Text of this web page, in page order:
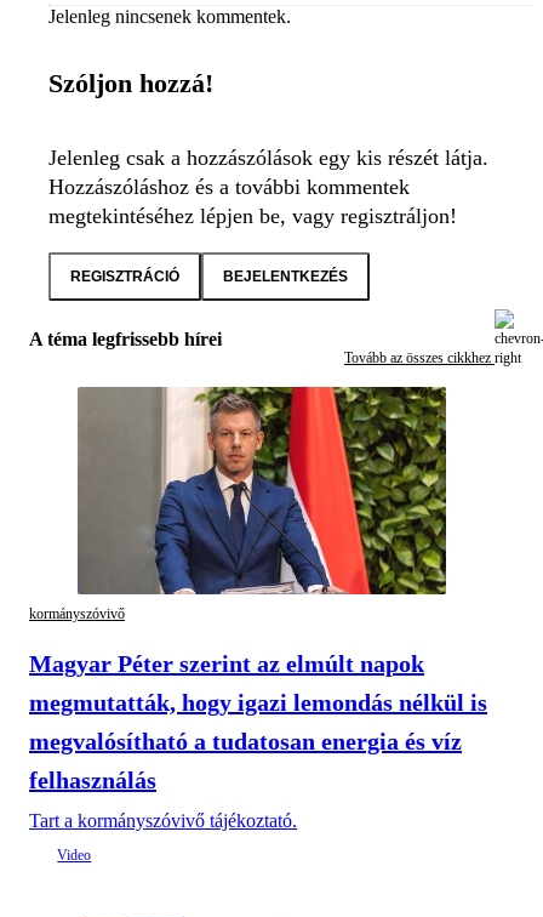
Jelenleg nincsenek kommentek.
Szóljon hozzá!
Jelenleg csak a hozzászólások egy kis részét látja.
Hozzászóláshoz és a további kommentek
megtekintéséhez lépjen be, vagy regisztráljon!
REGISZTRÁCIÓ BEJELENTKEZÉS
A téma legfrissebb hírei
Tovább az összes cikkhez
kormányszóvivő
Magyar Péter szerint az elmúlt napok
megmutatták, hogy igazi lemondás nélkül is
megvalósítható a tudatosan energia és víz
felhasználás
Tart a kormányszóvivő tájékoztató.